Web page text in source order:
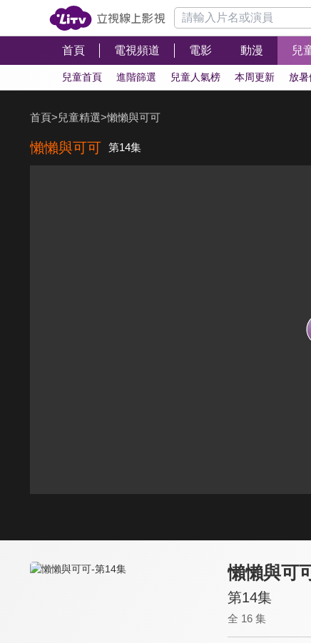
首頁 電視頻道 電影 動漫 兒
兒童首頁 進階篩選 兒童人氣榜 本周更新 放暑
首頁>兒童精選>懶懶與可可
懶懶與可可 第14集
懶懶與可
第14集
全 16 集